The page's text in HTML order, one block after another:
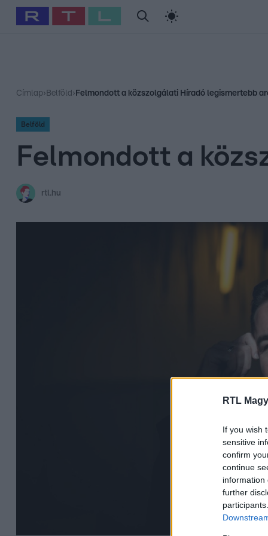
RTL
If you wish
sensitive
confirm
continue
information
further
Babits Marcella Szellő István Most Wanted
Címlap› Belföld › Felmondott a közszolgálati Híradó legismertebb
Belföld
Felmondott a
rtl.hu